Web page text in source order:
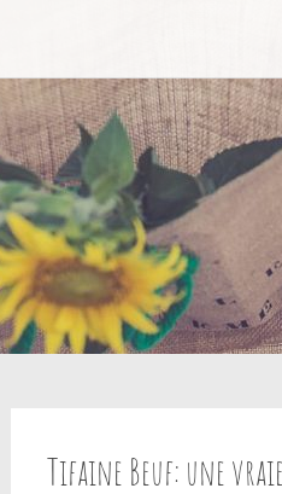
principal
Tifaine Beuf: une